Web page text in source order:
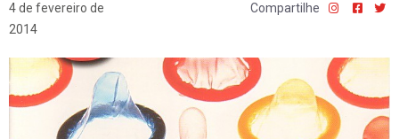
4 de fevereiro de
2014
Compartilhe